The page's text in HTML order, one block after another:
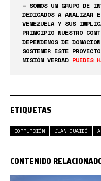
— SOMOS UN GRUPO DE
DEDICADOS A ANALIZAR
VENEZUELA Y SUS
PRINCIPIO NUESTRO
DEPENDEMOS DE
SOSTENER ESTE
MISIÓN VERDAD PUEDES
ETIQUETAS
CORRUPCIÓN JUAN GUAIDÓ
CONTENIDO